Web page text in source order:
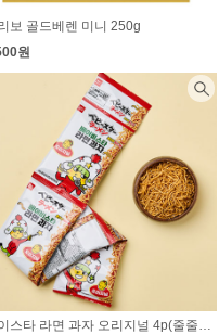
보 골드베렌 미니 250g
원
베이스타 라면 과자 오리지널 4p(줄줄이) 80g(20g×4개)